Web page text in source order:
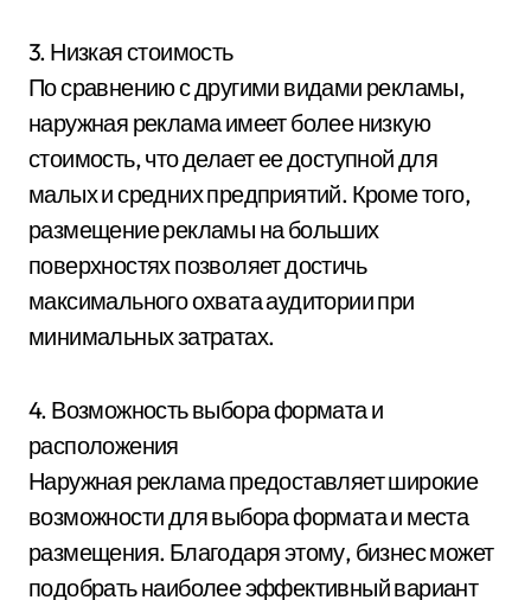
3. Низкая стоимость
По сравнению с другими видами рекламы,
наружная реклама имеет более низкую
стоимость, что делает ее доступной для
малых и средних предприятий. Кроме того,
размещение рекламы на больших
поверхностях позволяет достичь
максимального охвата аудитории при
минимальных затратах.
4. Возможность выбора формата и
расположения
Наружная реклама предоставляет широкие
возможности для выбора формата и места
размещения. Благодаря этому, бизнес может
подобрать наиболее эффективный вариант